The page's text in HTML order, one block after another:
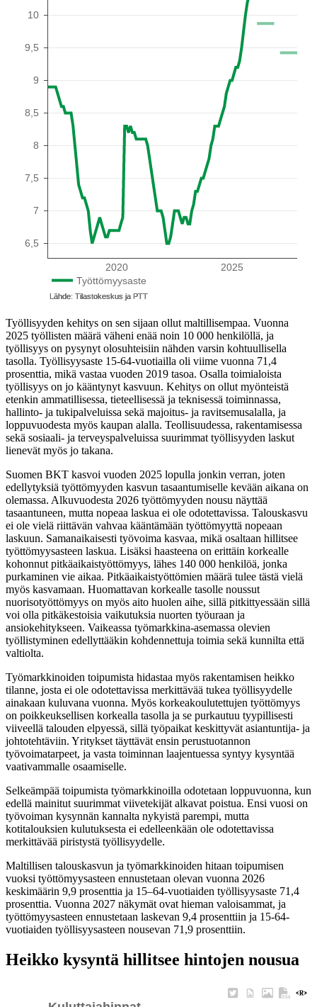
Työllisyyden kehitys on sen sijaan ollut maltillisempaa. Vuonna
2025 työllisten määrä väheni enää noin 10 000 henkilöllä, ja
työllisyys on pysynyt olosuhteisiin nähden varsin kohtuullisella
tasolla. Työllisyysaste 15-64-vuotiailla oli viime vuonna 71,4
prosenttia, mikä vastaa vuoden 2019 tasoa. Osalla toimialoista
työllisyys on jo kääntynyt kasvuun. Kehitys on ollut myönteistä
etenkin ammatillisessa, tieteellisessä ja teknisessä toiminnassa,
hallinto- ja tukipalveluissa sekä majoitus- ja ravitsemusalalla, ja
loppuvuodesta myös kaupan alalla. Teollisuudessa, rakentamisessa
sekä sosiaali- ja terveyspalveluissa suurimmat työllisyyden laskut
lienevät myös jo takana.
Suomen BKT kasvoi vuoden 2025 lopulla jonkin verran, joten
edellytyksiä työttömyyden kasvun tasaantumiselle kevään aikana on
olemassa. Alkuvuodesta 2026 työttömyyden nousu näyttää
tasaantuneen, mutta nopeaa laskua ei ole odotettavissa. Talouskasvu
ei ole vielä riittävän vahvaa kääntämään työttömyyttä nopeaan
laskuun. Samanaikaisesti työvoima kasvaa, mikä osaltaan hillitsee
työttömyysasteen laskua. Lisäksi haasteena on erittäin korkealle
kohonnut pitkäaikaistyöttömyys, lähes 140 000 henkilöä, jonka
purkaminen vie aikaa. Pitkäaikaistyöttömien määrä tulee tästä vielä
myös kasvamaan. Huomattavan korkealle tasolle noussut
nuorisotyöttömyys on myös aito huolen aihe, sillä pitkittyessään sillä
voi olla pitkäkestoisia vaikutuksia nuorten työuraan ja
ansiokehitykseen. Vaikeassa työmarkkina-asemassa olevien
työllistyminen edellyttääkin kohdennettuja toimia sekä kunnilta että
valtiolta.
Työmarkkinoiden toipumista hidastaa myös rakentamisen heikko
tilanne, josta ei ole odotettavissa merkittävää tukea työllisyydelle
ainakaan kuluvana vuonna. Myös korkeakoulutettujen työttömyys
on poikkeuksellisen korkealla tasolla ja se purkautuu tyypillisesti
viiveellä talouden elpyessä, sillä työpaikat keskittyvät asiantuntija- ja
johtotehtäviin. Yritykset täyttävät ensin perustuotannon
työvoimatarpeet, ja vasta toiminnan laajentuessa syntyy kysyntää
vaativammalle osaamiselle.
Selkeämpää toipumista työmarkkinoilla odotetaan loppuvuonna, kun
edellä mainitut suurimmat viivetekijät alkavat poistua. Ensi vuosi on
työvoiman kysynnän kannalta nykyistä parempi, mutta
kotitalouksien kulutuksesta ei edelleenkään ole odotettavissa
merkittävää piristystä työllisyydelle.
Maltillisen talouskasvun ja työmarkkinoiden hitaan toipumisen
vuoksi työttömyysasteen ennustetaan olevan vuonna 2026
keskimäärin 9,9 prosenttia ja 15–64-vuotiaiden työllisyysaste 71,4
prosenttia. Vuonna 2027 näkymät ovat hieman valoisammat, ja
työttömyysasteen ennustetaan laskevan 9,4 prosenttiin ja 15-64-
vuotiaiden työllisyysasteen nousevan 71,9 prosenttiin.
Heikko kysyntä hillitsee hintojen nousua